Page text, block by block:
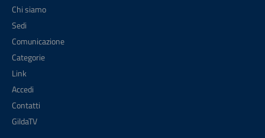
Chi siamo
Sedi
Comunicazione
Categorie
Link
Accedi
Contatti
GildaTV